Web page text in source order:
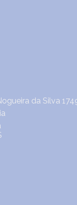
da Silva